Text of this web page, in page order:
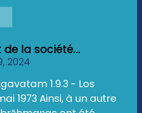
la société...
2024
1.9.3 - Los
1973 Ainsi, à un autre